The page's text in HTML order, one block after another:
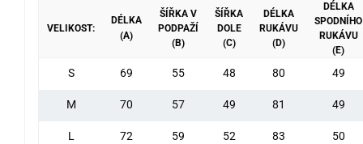
VELIKOST:
DÉLKA
(A)
ŠÍŘKA V
PODPAŽÍ
(B)
ŠÍŘKA
DOLE
(C)
DÉLKA
RUKÁVU
(D)
DÉLKA
SPODNÍHO
RUKÁVU
(E)
S 69 55 48 80 49
M 70 57 49 81 49
L 72 59 52 83 50